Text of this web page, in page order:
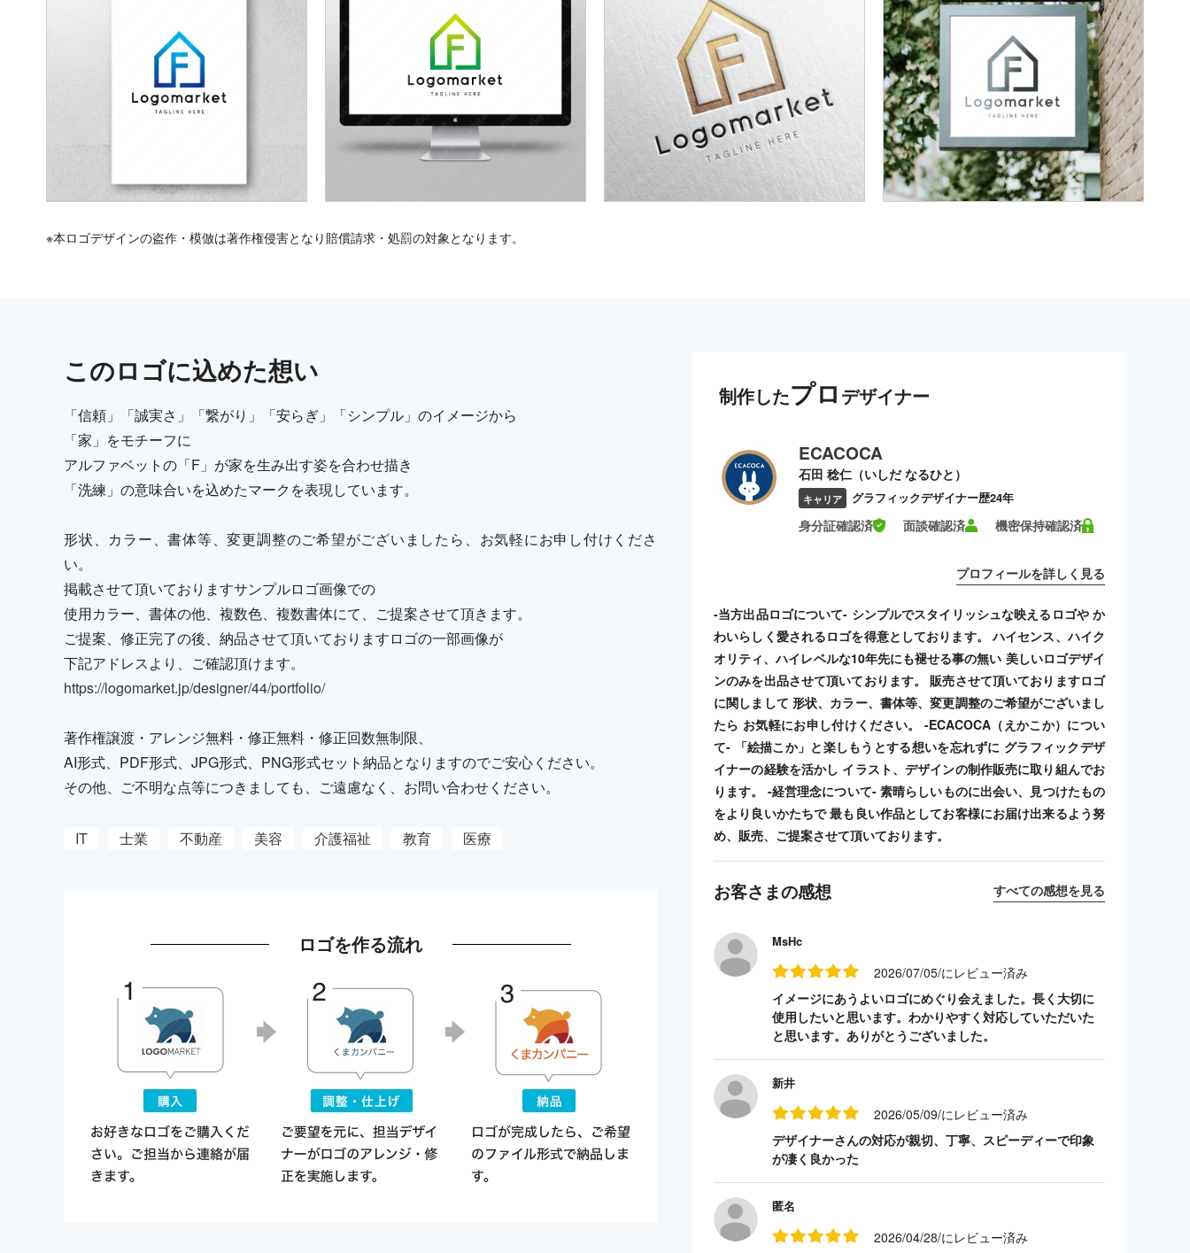
※本ロゴデザインの盗作・模倣は著作権侵害となり賠償請求・処罰の対象となります。
このロゴに込めた想い
「信頼」「誠実さ」「繋がり」「安らぎ」「シンプル」のイメージから
「家」をモチーフに
アルファベットの「F」が家を生み出す姿を合わせ描き
「洗練」の意味合いを込めたマークを表現しています。
形状、カラー、書体等、変更調整のご希望がございましたら、お気軽にお申し付けくださ
い。
掲載させて頂いておりますサンプルロゴ画像での
使用カラー、書体の他、複数色、複数書体にて、ご提案させて頂きます。
ご提案、修正完了の後、納品させて頂いておりますロゴの一部画像が
下記アドレスより、ご確認頂けます。
https://logomarket.jp/designer/44/portfolio/
著作権譲渡・アレンジ無料・修正無料・修正回数無制限、
AI形式、PDF形式、JPG形式、PNG形式セット納品となりますのでご安心ください。
その他、ご不明な点等につきましても、ご遠慮なく、お問い合わせください。
IT 士業 不動産 美容 介護福祉 教育 医療
ロゴを作る流れ
制作したプロ デザイナー
ECACOCA
石田 稔仁（いしだ なるひと）
キャリア グラフィックデザイナー歴24年
身分証確認済 面談確認済 機密保持確認済
プロフィールを詳しく見る
-当方出品ロゴについて- シンプルでスタイリッシュな映えるロゴや か
わいらしく愛されるロゴを得意としております。 ハイセンス、ハイク
オリティ、ハイレベルな10年先にも褪せる事の無い 美しいロゴデザイ
ンのみを出品させて頂いております。 販売させて頂いておりますロゴ
に関しまして 形状、カラー、書体等、変更調整のご希望がございまし
たら お気軽にお申し付けください。 -ECACOCA（えかこか）につい
て- 「絵描こか」と楽しもうとする想いを忘れずに グラフィックデザ
イナーの経験を活かし イラスト、デザインの制作販売に取り組んでお
ります。 -経営理念について- 素晴らしいものに出会い、見つけたもの
をより良いかたちで 最も良い作品としてお客様にお届け出来るよう努
め、販売、ご提案させて頂いております。
お客さまの感想 すべての感想を見る
MsHc
2026/07/05/にレビュー済み
イメージにあうよいロゴにめぐり会えました。長く大切に
使用したいと思います。わかりやすく対応していただいた
と思います。ありがとうございました。
新井
2026/05/09/にレビュー済み
デザイナーさんの対応が親切、丁寧、スピーディーで印象
が凄く良かった
匿名
2026/04/28/にレビュー済み